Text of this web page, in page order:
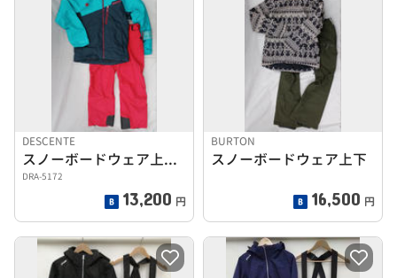
DESCENTE
スノーボードウェア上下セット
DRA-5172
13,200 円
BURTON
スノーボードウェア上下
16,500 円